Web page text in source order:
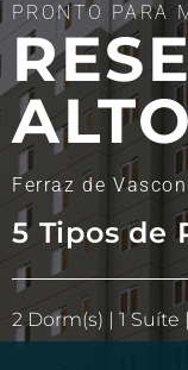
PRONTO PARA
Ferraz de
5 Tipos de
2 Dorm(s) | 1